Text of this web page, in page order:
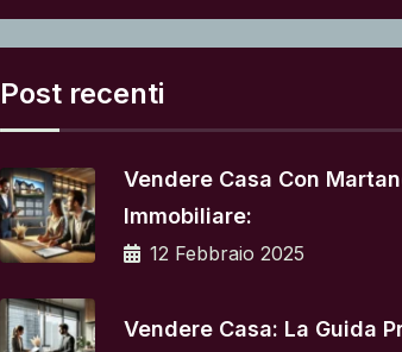
Post recenti
Vendere Casa Con
Immobiliare:
12 Febbraio 2025
Vendere Casa: La Guida